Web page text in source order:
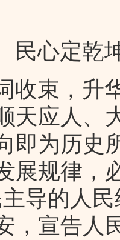
民心定乾
束，升
天应人、
即为历史
展规律，
导的人
，宣告人